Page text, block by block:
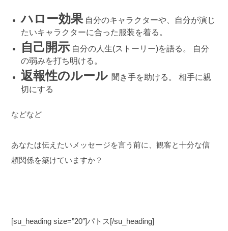
ハロー効果 自分のキャラクターや、自分が演じ
たいキャラクターに合った服装を着る。
自己開示 自分の人生(ストーリー)を語る。
自分
の弱みを打ち明ける。
返報性のルール 聞き手を助ける。
相手に親
切にする
などなど
あなたは伝えたいメッセージを言う前に、観客と十分な信
頼関係を築けていますか？
[su_heading size=”20″]パトス[/su_heading]